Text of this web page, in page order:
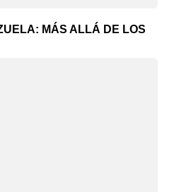
MÁS ALLÁ DE LOS